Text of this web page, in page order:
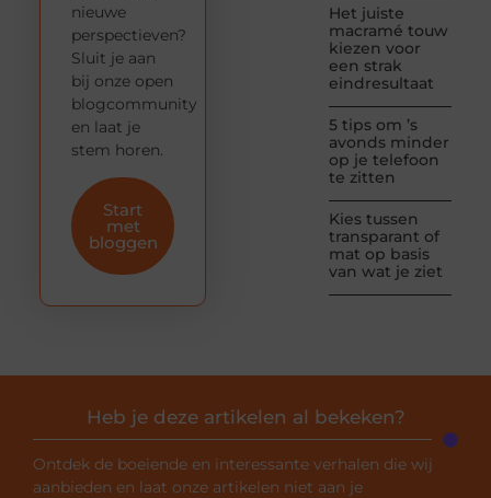
Het juiste
macramé touw
kiezen voor
een strak
eindresultaat
5 tips om ’s
avonds minder
op je telefoon
te zitten
Kies tussen
transparant of
mat op basis
van wat je ziet
nieuwe
perspectieven?
Sluit je aan
bij onze open
blogcommunity
en laat je
stem horen.
Start
met
bloggen
Heb je deze artikelen al bekeken?
Ontdek de boeiende en interessante verhalen die wij
aanbieden en laat onze artikelen niet aan je